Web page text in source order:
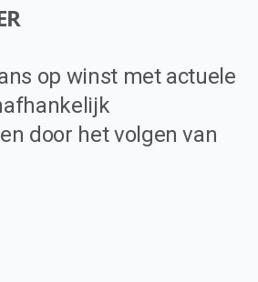
op winst met actuele
door het volgen van